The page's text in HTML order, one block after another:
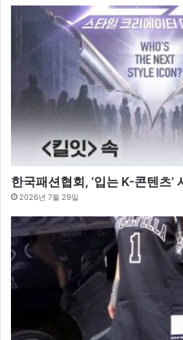
한국패션협회, ‘입는 K-콘텐츠’
2026년 7월 29일